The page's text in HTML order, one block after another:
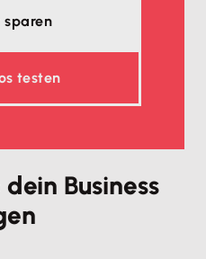
testen
Business